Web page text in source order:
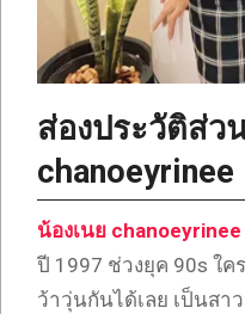
ส่องประวัติส่ว
chanoeyrinee
น้องเนย chanoeyrinee
ปี 1997 ช่วงยุค 90s ใค
ว้าวุ่นกันได้เลย เป็นส